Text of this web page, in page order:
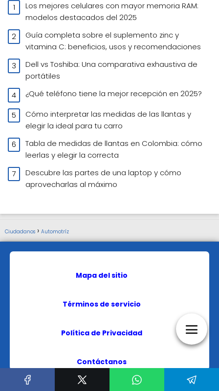
Los mejores celulares con mayor memoria RAM:
modelos destacados del 2025
Guía completa sobre el suplemento zinc y
vitamina C: beneficios, usos y recomendaciones
Dell vs Toshiba: Una comparativa exhaustiva de
portátiles
¿Qué teléfono tiene la mejor recepción en 2025?
Cómo interpretar las medidas de las llantas y
elegir la ideal para tu carro
Tabla de medidas de llantas en Colombia: cómo
leerlas y elegir la correcta
Descubre las partes de una laptop y cómo
aprovecharlas al máximo
Ciudadanos Automotríz
Mapa del sitio
Términos de servicio
Política de Privacidad
Contáctanos